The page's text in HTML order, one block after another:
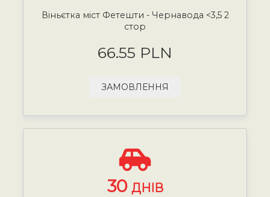
Віньєтка міст Фетешти - Чернавода <3,5 2
стор
66.55 PLN
ЗАМОВЛЕННЯ
30 ДНІВ